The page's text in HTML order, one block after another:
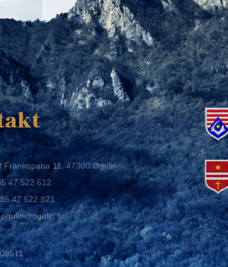
11, 47300 Ogulin
47 522 612
47 522 821